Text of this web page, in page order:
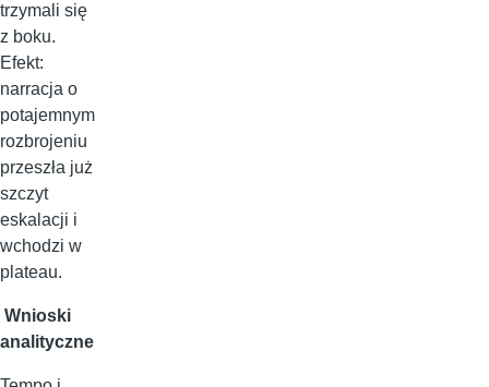
trzymali się
z boku.
Efekt:
narracja o
potajemnym
rozbrojeniu
przeszła już
szczyt
eskalacji i
wchodzi w
plateau.
Wnioski
analityczne